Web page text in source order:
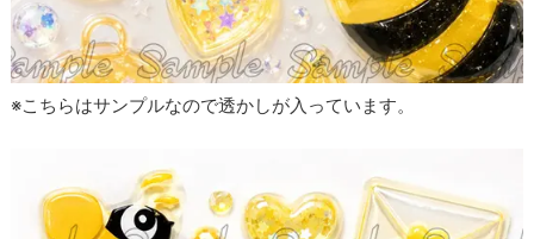
※こちらはサンプルなので透かしが入っています。